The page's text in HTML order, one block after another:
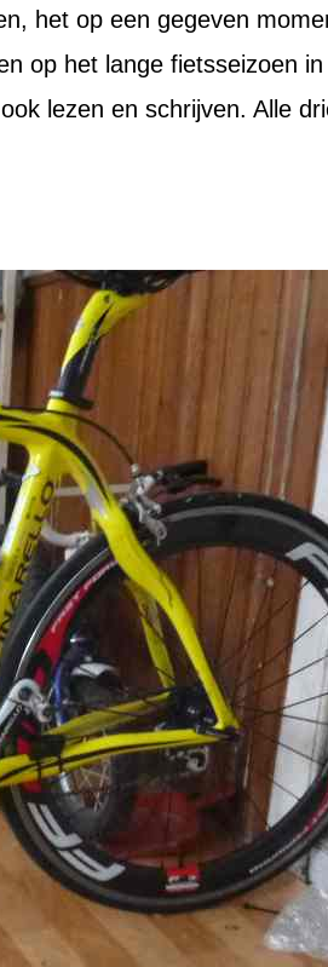
het op een gegeven
op het lange fietsseizoen
lezen en schrijven. Alle